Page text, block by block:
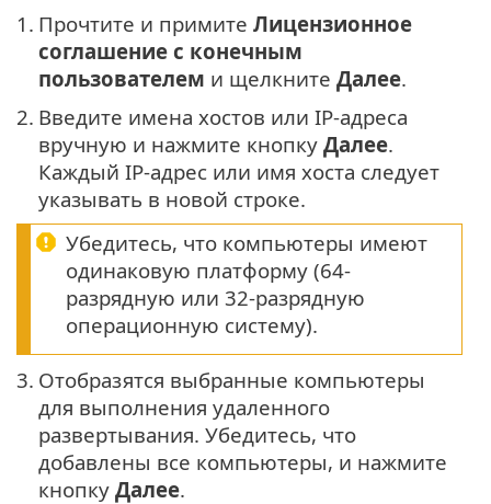
1. Прочтите и примите Лицензионное
соглашение с конечным
пользователем и щелкните Далее.
2. Введите имена хостов или IP-адреса
вручную и нажмите кнопку Далее.
Каждый IP-адрес или имя хоста следует
указывать в новой строке.
Убедитесь, что компьютеры имеют
одинаковую платформу (64-
разрядную или 32-разрядную
операционную систему).
3. Отобразятся выбранные компьютеры
для выполнения удаленного
развертывания. Убедитесь, что
добавлены все компьютеры, и нажмите
кнопку Далее.